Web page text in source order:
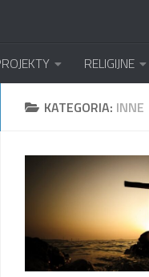
RELIGIJNE
KATEGORIA: INNE